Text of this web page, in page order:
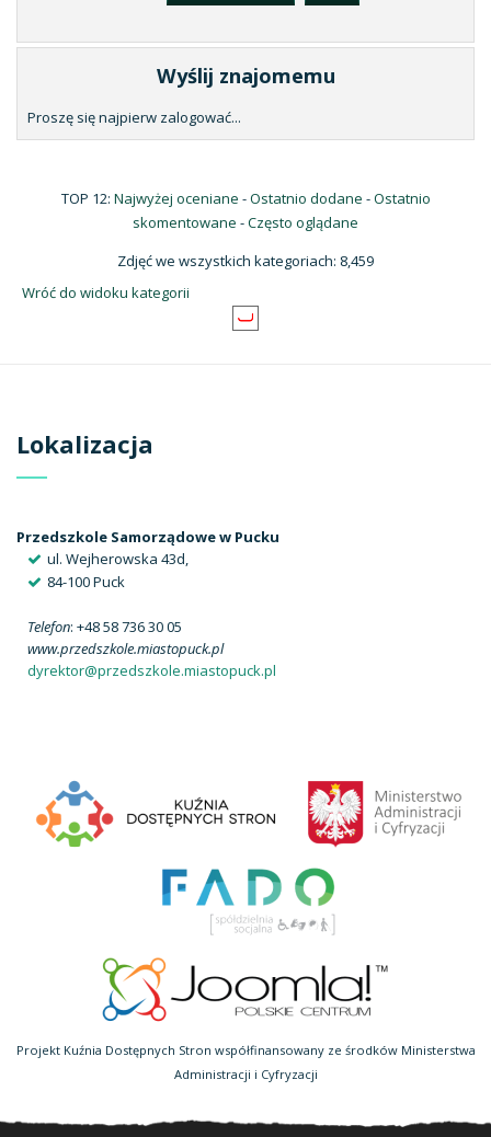
Wyślij znajomemu
Proszę się najpierw zalogować...
TOP 12: Najwyżej oceniane -Ostatnio dodane -Ostatnio
skomentowane -Często oglądane
Zdjęć we wszystkich kategoriach: 8,459
Wróć do widoku kategorii
Lokalizacja
Przedszkole Samorządowe w Pucku
ul. Wejherowska 43d,
84-100 Puck
Telefon: +48 58 736 30 05
www.przedszkole.miastopuck.pl
dyrektor@przedszkole.miastopuck.pl
Projekt Kuźnia Dostępnych Stron współfinansowany ze środków Ministerstwa
Administracji i Cyfryzacji